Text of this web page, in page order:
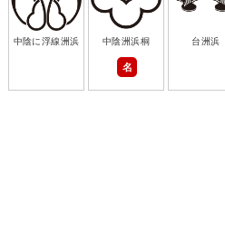
中陰に浮線洲浜 中陰洲浜桐
名
台洲浜